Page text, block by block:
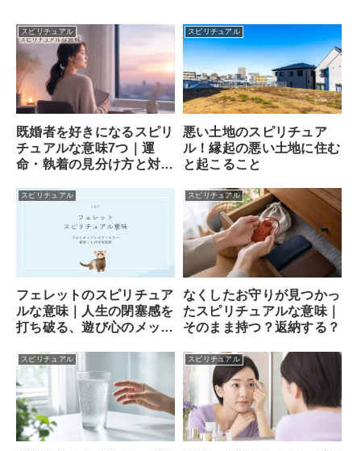
スピリチュアル
既婚者を好きになるスピリ
チュアルな意味7つ｜運
命・執着の見分け方と対処
スピリチュアル
悪い土地のスピリチュア
ル！縁起の悪い土地に住む
と起こること
スピリチュアル
フェレットのスピリチュア
ルな意味｜人生の閉塞感を
打ち破る、遊び心のメッセ
スピリチュアル
なくしたお守りが見つかっ
たスピリチュアルな意味｜
そのまま持つ？返納する？
スピリチュアル スピリチュアル